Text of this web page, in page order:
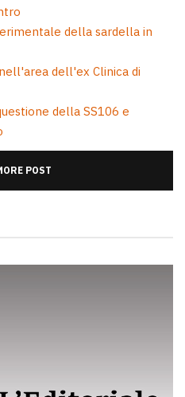
della sardella in
dell'ex Clinica di
della SS106 e
POST